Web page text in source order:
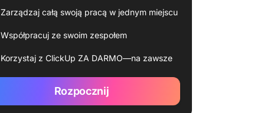
Zarządzaj całą swoją pracą w jednym miejscu
Współpracuj ze swoim zespołem
Korzystaj z ClickUp ZA DARMO—na zawsze
Rozpocznij